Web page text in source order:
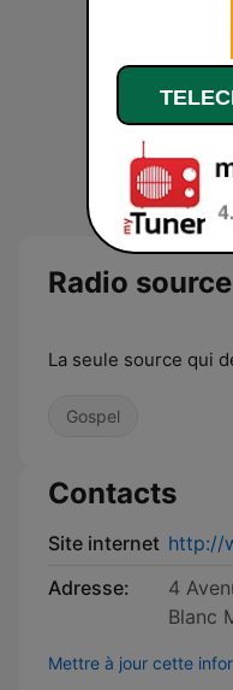
Radio
La seule source qui
Gospel
Contacts
Site internet http://
Adresse:
4
Blanc
Mettre à jour cette